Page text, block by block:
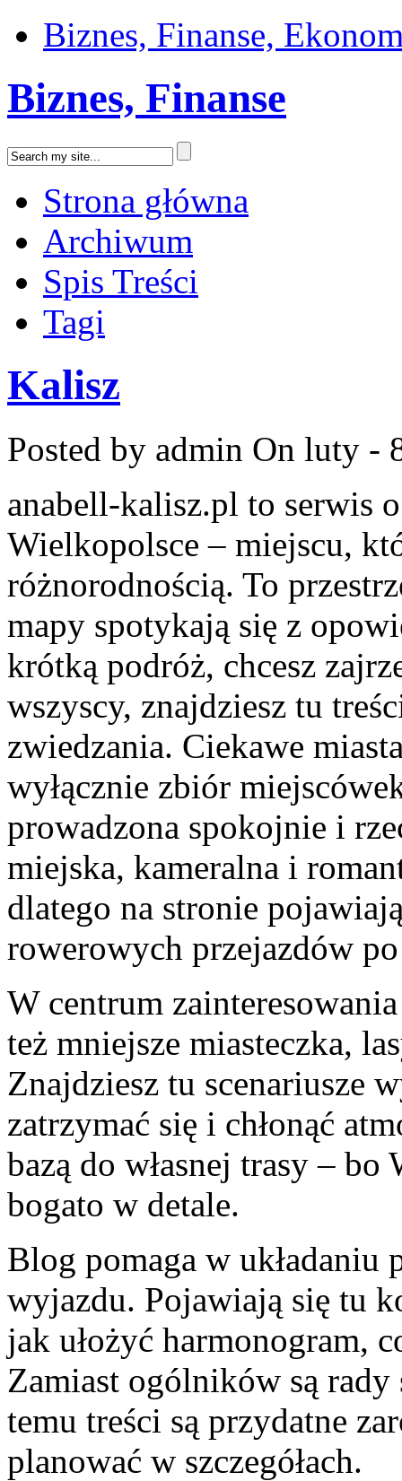
Biznes, Finanse,
Biznes, Finanse
Strona główna
Archiwum
Spis Treści
Tagi
Kalisz
Posted by admin On luty -
anabell-kalisz.pl to serwis
Wielkopolsce – miejscu,
różnorodnością. To
mapy spotykają się z
krótką podróż, chcesz
wszyscy, znajdziesz tu
zwiedzania. Ciekawe
wyłącznie zbiór
prowadzona spokojnie i
miejska, kameralna i
dlatego na stronie
rowerowych przejazdów
W centrum
też mniejsze miasteczka,
Znajdziesz tu scenariusze
zatrzymać się i chłonąć
bazą do własnej trasy –
bogato w detale.
Blog pomaga w
wyjazdu. Pojawiają się tu
jak ułożyć harmonogram,
Zamiast ogólników są
temu treści są przydatne
planować w szczegółach.